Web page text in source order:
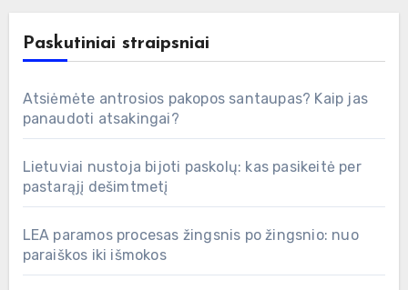
Paskutiniai straipsniai
Atsiėmėte antrosios pakopos santaupas? Kaip jas
panaudoti atsakingai?
Lietuviai nustoja bijoti paskolų: kas pasikeitė per
pastarąjį dešimtmetį
LEA paramos procesas žingsnis po žingsnio: nuo
paraiškos iki išmokos